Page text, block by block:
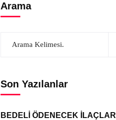
Arama
Son Yazılanlar
BEDELİ ÖDENECEK İLAÇLAR